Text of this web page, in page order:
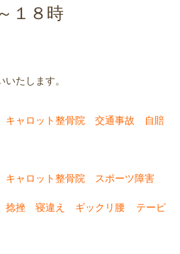
１８時
たします。
ャロット整骨院 交通事故 自賠
ャロット整骨院 スポーツ障害
挫 寝違え ギックリ腰 テーピ